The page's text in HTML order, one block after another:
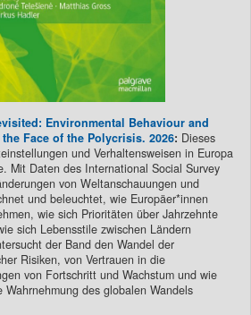
Environmental Behaviour and
Face of the Polycrisis. 2026: Dieses
und Verhaltensweisen in Europa
Mit Daten des International Social Survey
von Weltanschauungen und
und beleuchtet, wie Europäer*innen
wie sich Prioritäten über Jahrzehnte
sich Lebensstile zwischen Ländern
der Band den Wandel der
Risiken, von Vertrauen in die
von Fortschritt und Wachstum und wie
des globalen Wandels